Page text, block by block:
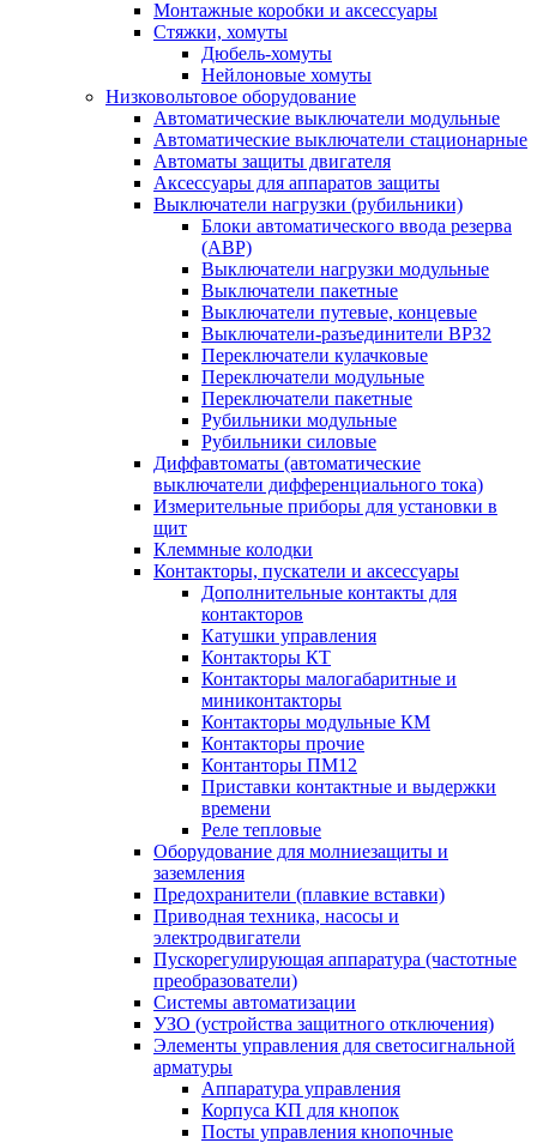
Монтажные коробки и аксессуары
Стяжки, хомуты
Дюбель-хомуты
Нейлоновые хомуты
Низковольтовое оборудование
Автоматические выключатели модульные
Автоматические выключатели стационарные
Автоматы защиты двигателя
Аксессуары для аппаратов защиты
Выключатели нагрузки (рубильники)
Блоки автоматического ввода резерва
(АВР)
Выключатели нагрузки модульные
Выключатели пакетные
Выключатели путевые, концевые
Выключатели-разъединители ВР32
Переключатели кулачковые
Переключатели модульные
Переключатели пакетные
Рубильники модульные
Рубильники силовые
Диффавтоматы (автоматические
выключатели дифференциального тока)
Измерительные приборы для установки в
щит
Клеммные колодки
Контакторы, пускатели и аксессуары
Дополнительные контакты для
контакторов
Катушки управления
Контакторы КТ
Контакторы малогабаритные и
миниконтакторы
Контакторы модульные КМ
Контакторы прочие
Контанторы ПМ12
Приставки контактные и выдержки
времени
Реле тепловые
Оборудование для молниезащиты и
заземления
Предохранители (плавкие вставки)
Приводная техника, насосы и
электродвигатели
Пускорегулирующая аппаратура (частотные
преобразователи)
Системы автоматизации
УЗО (устройства защитного отключения)
Элементы управления для светосигнальной
арматуры
Аппаратура управления
Корпуса КП для кнопок
Посты управления кнопочные